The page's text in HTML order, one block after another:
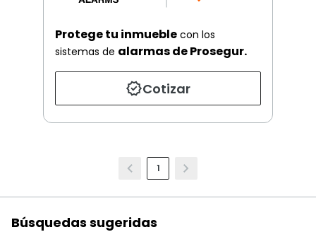
Protege tu inmueble con los
sistemas de alarmas de Prosegur.
Cotizar
1